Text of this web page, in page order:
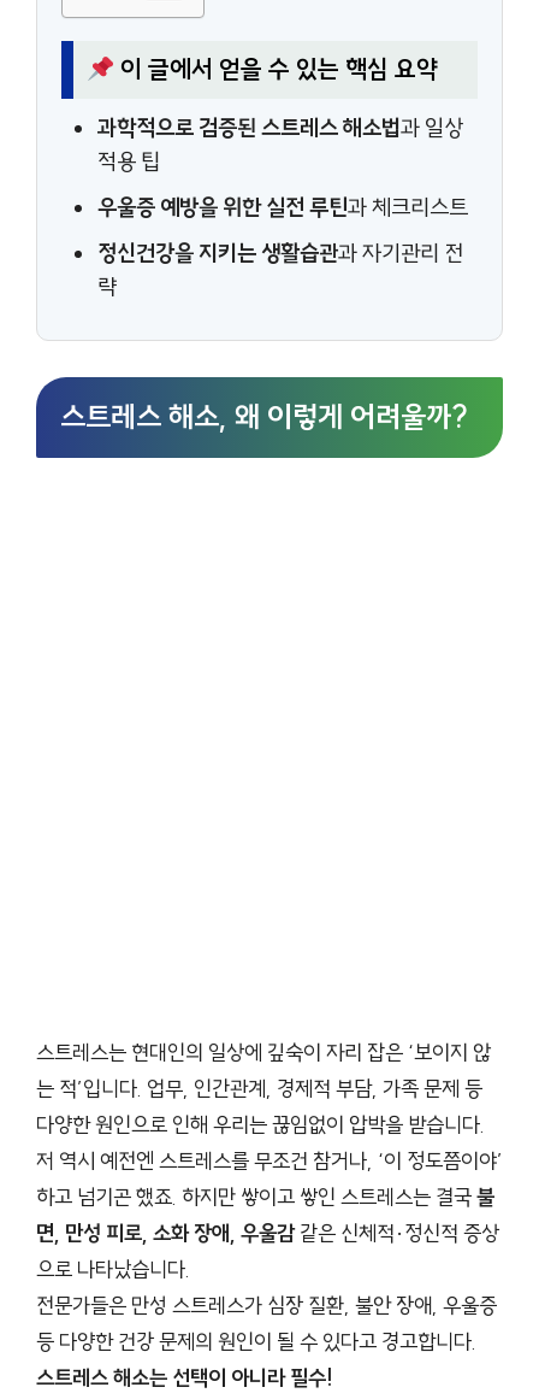
이 글에서 얻을 수 있는 핵심 요약
과학적으로 검증된 스트레스 해소법과 일상
적용 팁
우울증 예방을 위한 실전 루틴과 체크리스트
정신건강을 지키는 생활습관과 자기관리 전
략
스트레스 해소, 왜 이렇게 어려울까?
스트레스는 현대인의 일상에 깊숙이 자리 잡은 ‘보이지 않
는 적’입니다. 업무, 인간관계, 경제적 부담, 가족 문제 등
다양한 원인으로 인해 우리는 끊임없이 압박을 받습니다.
저 역시 예전엔 스트레스를 무조건 참거나, ‘이 정도쯤이야’
하고 넘기곤 했죠. 하지만 쌓이고 쌓인 스트레스는 결국불
면, 만성 피로, 소화 장애, 우울감같은 신체적·정신적 증상
으로 나타났습니다.
전문가들은 만성 스트레스가 심장 질환, 불안 장애, 우울증
등 다양한 건강 문제의 원인이 될 수 있다고 경고합니다.
스트레스 해소는 선택이 아니라 필수!